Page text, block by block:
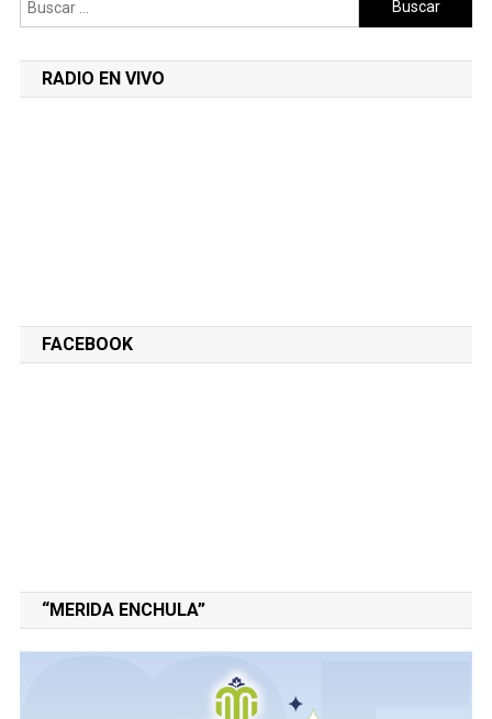
RADIO EN VIVO
FACEBOOK
“MERIDA ENCHULA”